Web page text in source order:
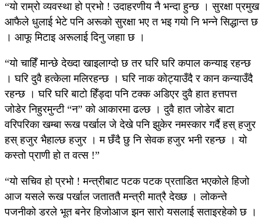
“यो राम्रो व्यवस्था हो प्रभो ! उदाहरणीय नै भन्दा हुन्छ । सुरक्षा प्रमुख
आफैले धुलाई भेटे पनि अरूको सुरक्षा भए त भइ गयो नि भन्ने सिद्धान्त छ
। आफू मिटाइ अरूलाई दिनु जहाा छ ।
“यो चाहिँ मान्छे देख्दा खाइलाग्दो छ तर घरि घरि कपाल कन्याइ रहन्छ
। घरि दुवै हत्केला मलिरहन्छ । घरि नाक कोट्याउँदै र कान कन्याउँदै
रहन्छ । घरि घरि बाटो हिँड्दा पनि टक्क अडिएर दुवै हात हत्तपत्त
जोडेर निहुरमुन्टी “न” को आकारमा ढल्छ । दुवै हात जोडेर बाटा
वरिपरिका खम्बा रूख पर्खाल जे देखे पनि झुकेर नमस्कार गर्दै हस् हजुर
हस् हजुर भैहाल्छ हजुर । म छँदै छु नि सेवक हजुर भनी रहन्छ । यो
कस्तो प्राणी हो त वत्स !”
“यो सचिव हो प्रभो ! मन्त्रीबाट पटक पटक प्रताडित भएकोले हिजो
आज यसले रूख पर्खाल जताततै मन्त्री मात्रै देख्छ । लोकन्ते
पजनीको डरले भूत बनेर हिजोआज झन सारो यसलाई सताइरहेको छ ।